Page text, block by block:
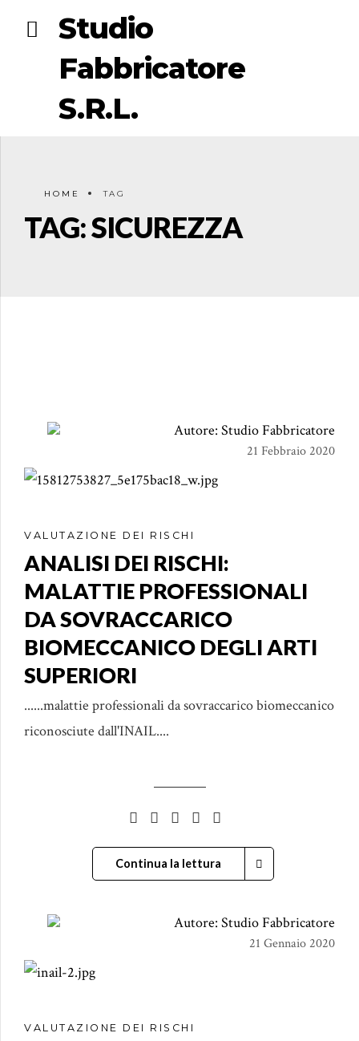
Studio
Fabbricatore
S.R.L.
HOME TAG
TAG: SICUREZZA
Autore: Studio Fabbricatore
21 Febbraio 2020
VALUTAZIONE DEI RISCHI
ANALISI DEI RISCHI:
MALATTIE PROFESSIONALI
DA SOVRACCARICO
BIOMECCANICO DEGLI ARTI
SUPERIORI
......malattie professionali da sovraccarico biomeccanico
riconosciute dall'INAIL....
Continua la lettura
Autore: Studio Fabbricatore
21 Gennaio 2020
VALUTAZIONE DEI RISCHI